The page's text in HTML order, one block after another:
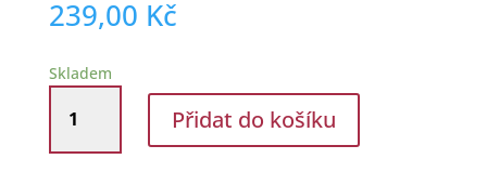
239,00 Kč
Skladem
hrnek
Abeille
Přidat do košíku